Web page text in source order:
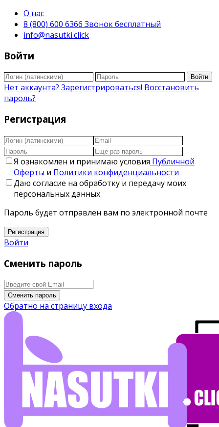
О нас
8 (800) 600 6366 Звонок бесплатный
info@nasutki.click
Войти
Войти
Нет аккаунта? Зарегистрироваться! Восстановить
пароль?
Регистрация
Я ознакомлен и принимаю условия Публичной
Оферты и Политики конфиденциальности
Даю согласие на обработку и передачу моих
персональных данных
Пароль будет отправлен вам по электронной почте
Регистрация
Войти
Сменить пароль
Сменить пароль
Обратно на страницу входа